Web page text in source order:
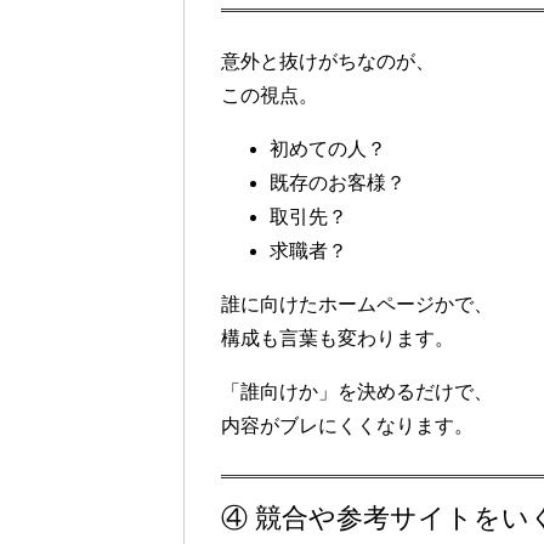
意外と抜けがちなのが、
この視点。
初めての人？
既存のお客様？
取引先？
求職者？
誰に向けたホームページかで、
構成も言葉も変わります。
「誰向けか」を決めるだけで、
内容がブレにくくなります。
④ 競合や参考サイトをい